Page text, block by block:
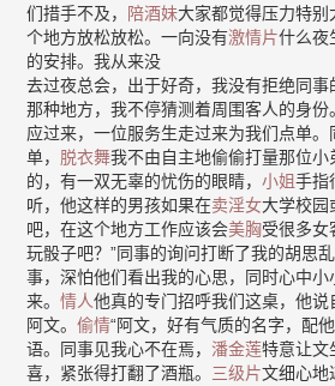
们措手不及， 陪酒妹大家都觉得压力特
个地方放松放松。一向没有激情片什么夜
的安排。我从来没
去过夜总会，出于好奇，我没有拒绝同事
那种地方，我不停猜测着周围客人的身份
应过来，一位服务生走过来为我们点单。
单， 脱衣舞我不由自主地偷偷打量那位
的，有一双无辜的忧伤的眼睛，小姐手指
听，他这样的男孩如果在卖淫女大学校园
吧，在这个地方工作应该会美胸受很多女
玩骰子吧？”同事的询问打断了我的胡思
事，深怕他们看出我的心思，同时心中小
来。情人他真的专门招呼我们这桌，他
阿文。偷情“阿文，好有气质的名字，配
语。同事见我心不在焉， 潘金莲特意让文
喜，紧张得打翻了酒瓶。 三级片文细心地